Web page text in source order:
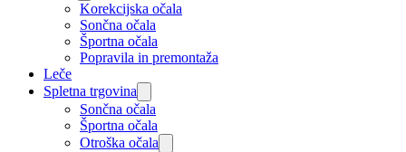
Korekcijska očala
Sončna očala
Športna očala
Popravila in premontaža
Leče
Spletna trgovina
Sončna očala
Športna očala
Otroška očala